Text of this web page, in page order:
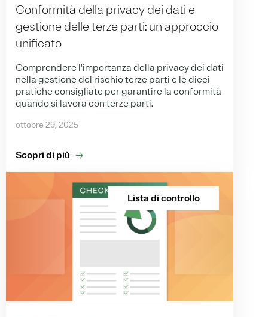
Conformità della privacy dei dati e
gestione delle terze parti: un approccio
unificato
Comprendere l'importanza della privacy dei dati
nella gestione del rischio terze parti e le dieci
pratiche consigliate per garantire la conformità
quando si lavora con terze parti.
ottobre 29, 2025
Scopri di più
Lista di controllo